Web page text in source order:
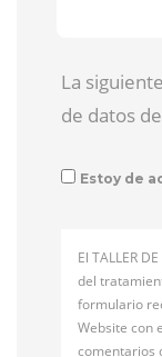
La
de datos
Estoy de
El TALLER
del
formulario
Website con
comentarios